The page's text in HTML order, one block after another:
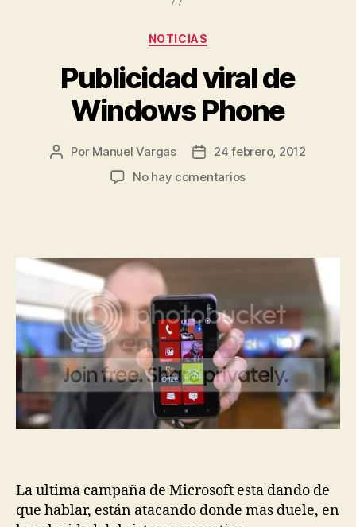
Categorías
NOTICIAS
Publicidad viral de
Windows Phone
Autor
Por Manuel Vargas
Fecha24 febrero, 2012
No hay comentariosen
La ultima campaña de Microsoft esta dando de
que hablar, están atacando donde mas duele, en